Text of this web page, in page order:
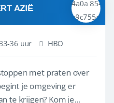
AZIË
36 uur HBO
met praten over
je omgeving er
te krijgen? Kom je